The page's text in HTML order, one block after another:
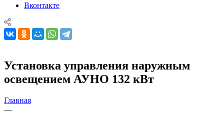
Вконтакте
Установка управления наружным
освещением АУНО 132 кВт
Главная
—